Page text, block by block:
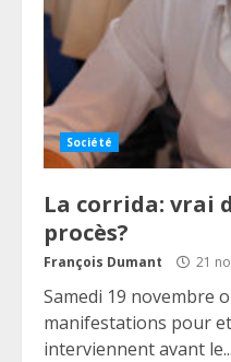
Société
La corrida: vrai
procès?
François Dumant 21
Samedi 19 novembre
manifestations pour
interviennent avant le...